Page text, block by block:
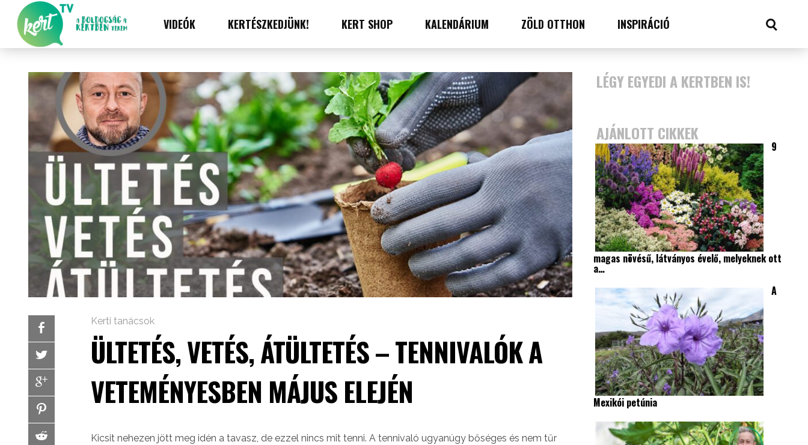
VIDEÓK KERTÉSZKEDJÜNK! KERT SHOP KALENDÁRIUM ZÖLD OTTHON INSPIRÁCIÓ
Kerti tanácsok
ÜLTETÉS, VETÉS, ÁTÜLTETÉS – TENNIVALÓK A
VETEMÉNYESBEN MÁJUS ELEJÉN
Kicsit nehezen jött meg idén a tavasz, de ezzel nincs mit tenni. A tennivaló ugyanúgy bőséges és nem tűr
LÉGY EGYEDI A KERTBEN IS!
AJÁNLOTT CIKKEK
9
magas növésű, látványos évelő, melyeknek ott
a…
A
Mexikói petúnia